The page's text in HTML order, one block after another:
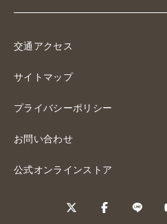
交通アクセス
サイトマップ
プライバシーポリシー
お問い合わせ
公式オンラインストア